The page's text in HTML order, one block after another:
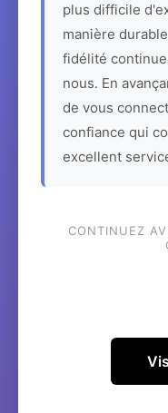
plus difficile
manière
fidélité
nous. En
de vous
confiance qui
excellent
CONTINUEZ